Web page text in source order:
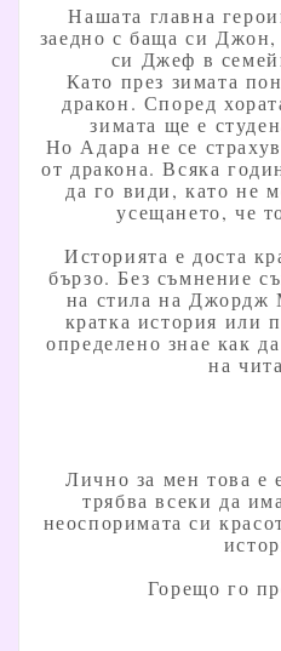
Нашата главна
заедно с баща си Джон,
си Джеф в
Като през зимата
дракон. Според
зимата ще е
Но Адара не се
от дракона. Всяка
да го види, като не
усещането, че
Историята е доста
бързо. Без съмнение
на стила на Джордж
кратка история или
определено знае как
на
Лично за мен това е
трябва всеки да
неоспоримата си
Горещо го